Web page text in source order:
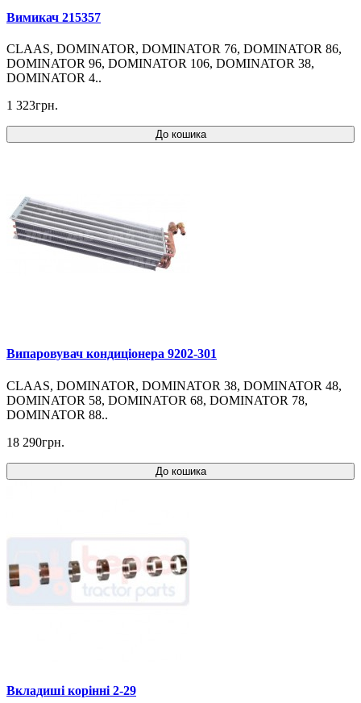
Вимикач 215357
CLAAS, DOMINATOR, DOMINATOR 76, DOMINATOR 86,
DOMINATOR 96, DOMINATOR 106, DOMINATOR 38,
DOMINATOR 4..
1 323грн.
До кошика
Випаровувач кондиціонера 9202-301
CLAAS, DOMINATOR, DOMINATOR 38, DOMINATOR 48,
DOMINATOR 58, DOMINATOR 68, DOMINATOR 78,
DOMINATOR 88..
18 290грн.
До кошика
Вкладиші корінні 2-29